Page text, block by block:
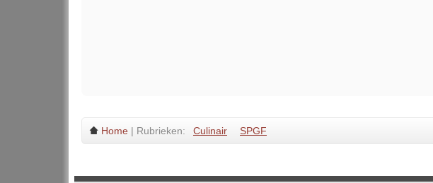
Home | Rubrieken: Culinair SPGF